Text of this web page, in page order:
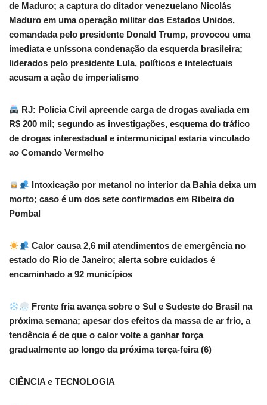
de Maduro; a captura do ditador venezuelano Nicolás
Maduro em uma operação militar dos Estados Unidos,
comandada pelo presidente Donald Trump, provocou uma
imediata e uníssona condenação da esquerda brasileira;
liderados pelo presidente Lula, políticos e intelectuais
acusam a ação de imperialismo
RJ: Polícia Civil apreende carga de drogas avaliada em
R$ 200 mil; segundo as investigações, esquema do tráfico
de drogas interestadual e intermunicipal estaria vinculado
ao Comando Vermelho
Intoxicação por metanol no interior da Bahia deixa um
morto; caso é um dos sete confirmados em Ribeira do
Pombal
Calor causa 2,6 mil atendimentos de emergência no
estado do Rio de Janeiro; alerta sobre cuidados é
encaminhado a 92 municípios
Frente fria avança sobre o Sul e Sudeste do Brasil na
próxima semana; apesar dos efeitos da massa de ar frio, a
tendência é de que o calor volte a ganhar força
gradualmente ao longo da próxima terça-feira (6)
CIÊNCIA e TECNOLOGIA